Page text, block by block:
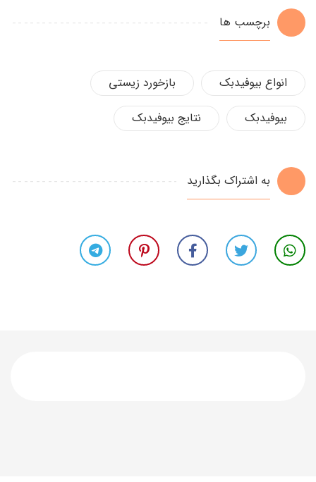
برچسب ها
انواع بیوفیدبک
بازخورد زیستی
بیوفیدبک
نتایج بیوفیدبک
به اشتراک بگذارید